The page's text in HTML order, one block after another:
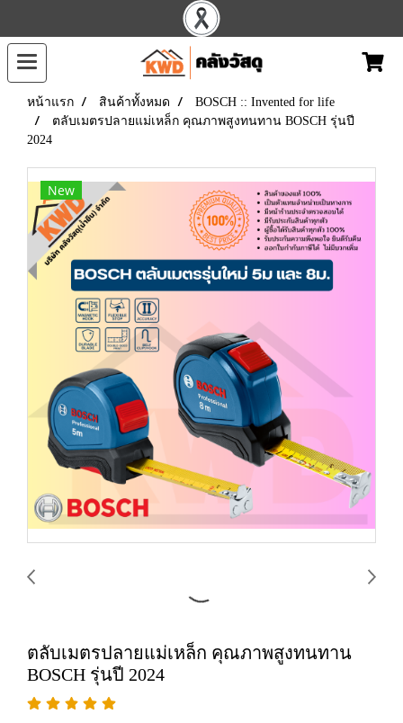
หน้าแรก สินค้าทั้งหมด
BOSCH :: Invented for life
ตลับเมตรปลายแม่เหล็ก คุณภาพสูงทนทาน BOSCH รุ่นปี
2024
New
ตลับเมตรปลายแม่เหล็ก คุณภาพสูงทนทาน
BOSCH รุ่นปี 2024